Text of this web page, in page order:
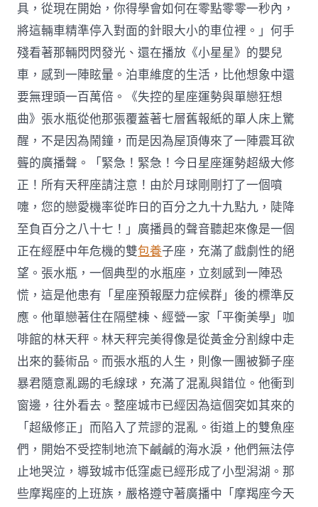
具，從現在開始，你得學會如何在零點零零一秒內，
將這輛車精準停入對面的針眼大小的車位裡。」何手
殘看著那輛閃閃發光、還在播放《小星星》的嬰兒
車，感到一陣眩暈。泊車維度的生活，比他想象中還
要無理頭一百萬倍。《失控的星座運勢與單戀狂想
曲》張水瓶從他那張覆蓋著七層舊報紙的單人床上驚
醒，不是因為鬧鐘，而是因為屋頂傳來了一陣震耳欲
聾的廣播聲。「緊急！緊急！今日星座運勢超級大修
正！所有天秤座請注意！由於月球剛剛打了一個噴
嚏，您的戀愛機率從昨日的百分之九十九點九，陡降
至負百分之八十七！」廣播員的聲音聽起來像是一個
正在經歷中年危機的雙包養子座，充滿了戲劇性的絕
望。張水瓶，一個典型的水瓶座，立刻感到一陣恐
慌，這是他患有「星座預報壓力症候群」後的標準反
應。他單戀著住在隔壁棟、經營一家「平衡美學」咖
啡館的林天秤。林天秤完美得像是從黃金分割線中走
出來的藝術品。而張水瓶的人生，則像一團被獅子座
暴君隨意亂踢的毛線球，充滿了混亂與錯位。他衝到
窗邊，往外看去。整座城市已經因為這個突如其來的
「超級修正」而陷入了荒謬的混亂。街道上的雙魚座
們，開始不受控制地流下鹹鹹的海水淚，他們無法停
止地哭泣，導致城市低窪處已經形成了小型潟湖。那
些摩羯座的上班族，嚴格遵守著廣播中「摩羯座今天